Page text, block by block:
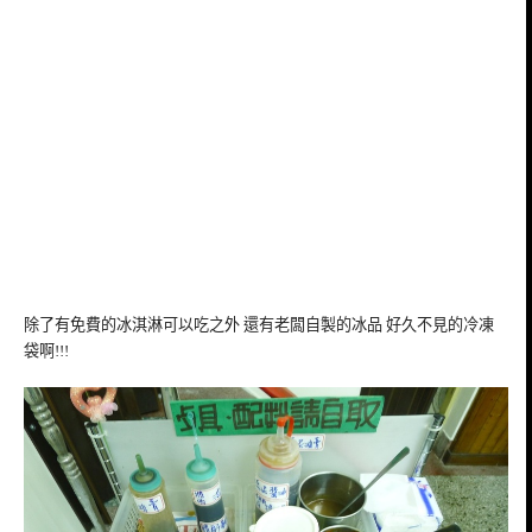
除了有免費的冰淇淋可以吃之外 還有老闆自製的冰品 好久不見的冷凍
袋啊!!!